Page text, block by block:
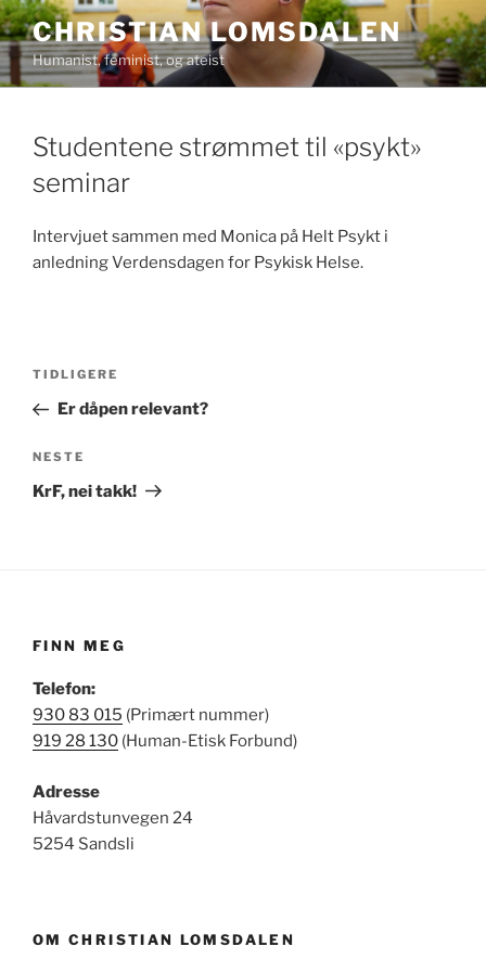
Gå
til
innhold
CHRISTIAN LOMSDALEN
Humanist, feminist, og ateist
Studentene strømmet til «psykt»
seminar
Intervjuet sammen med Monica på Helt Psykt i
anledning Verdensdagen for Psykisk Helse.
Innleggsnavigasjon
Forrige
innlegg
TIDLIGERE
Er dåpen relevant?
Neste
innlegg
NESTE
KrF, nei takk!
FINN MEG
Telefon:
930 83 015 (Primært nummer)
919 28 130 (Human-Etisk Forbund)
Adresse
Håvardstunvegen 24
5254 Sandsli
OM CHRISTIAN LOMSDALEN